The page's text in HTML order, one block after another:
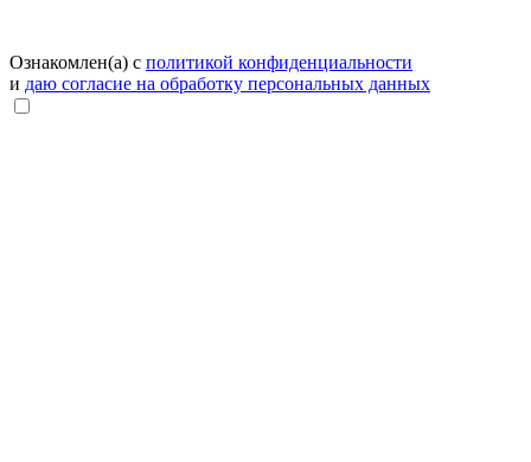
Ознакомлен(а) с политикой конфиденциальности
и даю согласие на обработку персональных данных